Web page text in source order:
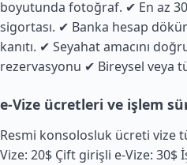
boyutunda fotoğraf. ✔ En az
sigortası. ✔ Banka hesap
kanıtı. ✔ Seyahat amacını
rezervasyonu ✔ Bireysel veya
e-Vize ücretleri ve işlem
Resmi konsolosluk ücreti vize
Vize: 20$ Çift girişli e-Vize: 30$